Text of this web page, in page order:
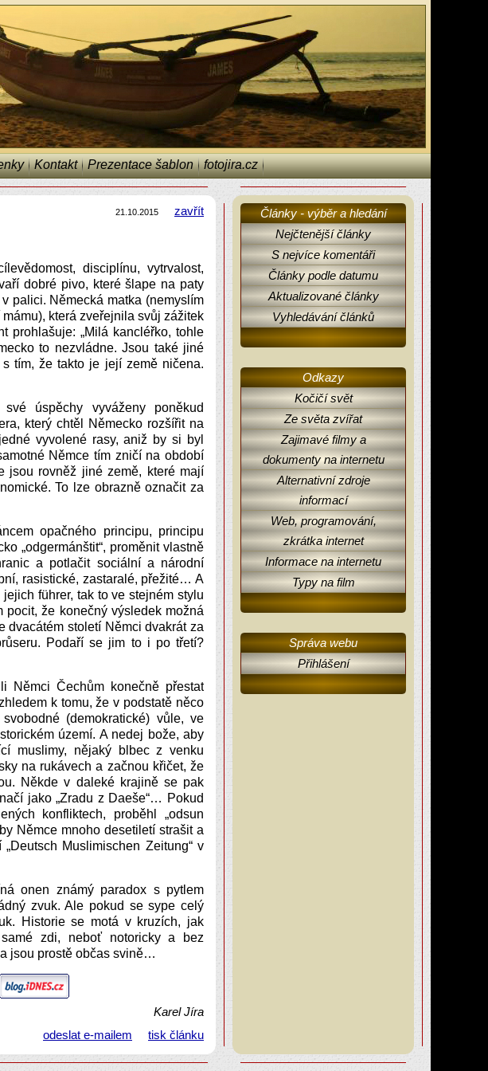
Kontakt Prezentace šablon fotojira.cz
21.10.2015 zavřít
disciplínu, vytrvalost,
dobré pivo, které šlape na paty
palici. Německá matka (nemyslím
která zveřejnila svůj zážitek
prohlašuje: „Milá kancléřko, tohle
to nezvládne. Jsou také jiné
tím, že takto je její země ničena.
úspěchy vyváženy poněkud
který chtěl Německo rozšířit na
vyvolené rasy, aniž by si byl
Němce tím zničí na období
jsou rovněž jiné země, které mají
To lze obrazně označit za
opačného principu, principu
„odgermánštit“, proměnit vlastně
a potlačit sociální a národní
rasistické, zastaralé, přežité… A
führer, tak to ve stejném stylu
pocit, že konečný výsledek možná
století Němci dvakrát za
Podaří se jim to i po třetí?
Němci Čechům konečně přestat
k tomu, že v podstatě něco
(demokratické) vůle, ve
území. A nedej bože, aby
muslimy, nějaký blbec z venku
na rukávech a začnou křičet, že
Někde v daleké krajině se pak
jako „Zradu z Daeše“… Pokud
konfliktech, proběhl „odsun
Němce mnoho desetiletí strašit a
Muslimischen Zeitung“ v
onen známý paradox s pytlem
zvuk. Ale pokud se sype celý
Historie se motá v kruzích, jak
zdi, neboť notoricky a bez
jsou prostě občas svině…
Karel Jíra
odeslat e-mailem tisk článku
Články - výběr a hledání
Nejčtenější články
S nejvíce komentáři
Články podle datumu
Aktualizované články
Vyhledávání článků
Odkazy
Kočičí svět
Ze světa zvířat
Zajimavé filmy a
dokumenty na internetu
Alternativní zdroje
informací
Web, programování,
zkrátka internet
Informace na internetu
Typy na film
Správa webu
Přihlášení